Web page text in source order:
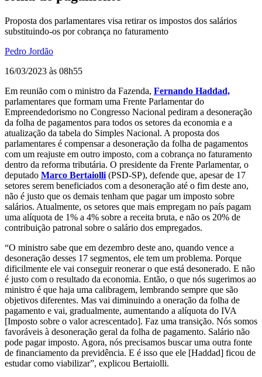
Proposta dos parlamentares visa retirar os impostos dos salários
substituindo-os por cobrança no faturamento
Pedro Jordão
16/03/2023 às 08h55
Em reunião com o ministro da Fazenda, Fernando Haddad,
parlamentares que formam uma Frente Parlamentar do
Empreendedorismo no Congresso Nacional pediram a desoneração
da folha de pagamentos para todos os setores da economia e a
atualização da tabela do Simples Nacional. A proposta dos
parlamentares é compensar a desoneração da folha de pagamentos
com um reajuste em outro imposto, com a cobrança no faturamento
dentro da reforma tributária. O presidente da Frente Parlamentar, o
deputado Marco Bertaiolli (PSD-SP), defende que, apesar de 17
setores serem beneficiados com a desoneração até o fim deste ano,
não é justo que os demais tenham que pagar um imposto sobre
salários. Atualmente, os setores que mais empregam no país pagam
uma alíquota de 1% a 4% sobre a receita bruta, e não os 20% de
contribuição patronal sobre o salário dos empregados.
“O ministro sabe que em dezembro deste ano, quando vence a
desoneração desses 17 segmentos, ele tem um problema. Porque
dificilmente ele vai conseguir reonerar o que está desonerado. E não
é justo com o resultado da economia. Então, o que nós sugerimos ao
ministro é que haja uma calibragem, lembrando sempre que são
objetivos diferentes. Mas vai diminuindo a oneração da folha de
pagamento e vai, gradualmente, aumentando a alíquota do IVA
[Imposto sobre o valor acrescentado]. Faz uma transição. Nós somos
favoráveis à desoneração geral da folha de pagamento. Salário não
pode pagar imposto. Agora, nós precisamos buscar uma outra fonte
de financiamento da previdência. E é isso que ele [Haddad] ficou de
estudar como viabilizar”, explicou Bertaiolli.